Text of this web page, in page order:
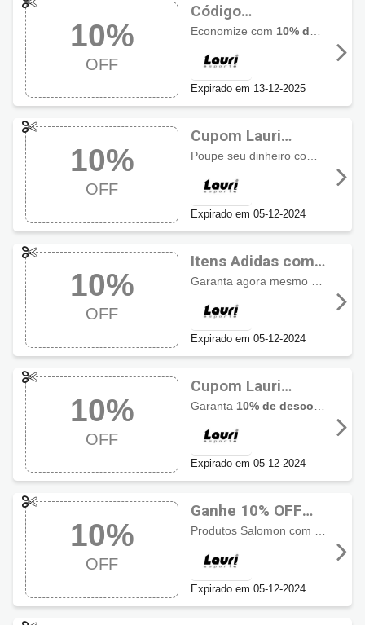
10%
OFF
Código
promocional Lauri
Esporte com 10%
OFF
Economize com 10% de desconto em produtos ON RUNNING
Expirado em 13-12-2025
10%
OFF
Cupom Lauri
Esporte com 10%
OFF
Poupe seu dinheiro com
Expirado em 05-12-2024
10%
OFF
Itens Adidas com
10% OFF usando
cupom Lauri
Esporte
Expirado em 05-12-2024
10%
OFF
Cupom Lauri
Esporte com 10%
OFF
Garanta 10% de desconto em produtos Nike
Expirado em 05-12-2024
10%
OFF
Ganhe 10% OFF
com cupom Lauri
Esporte
Produtos Salomon com 10% de desconto. Neste link!
Expirado em 05-12-2024